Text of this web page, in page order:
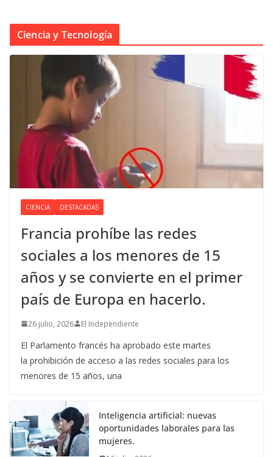
Ciencia y Tecnología
CIENCIA DESTACADAS
Francia prohíbe las redes
sociales a los menores de 15
años y se convierte en el primer
país de Europa en hacerlo.
26 julio, 2026 El Independiente
El Parlamento francés ha aprobado este martes
la prohibición de acceso a las redes sociales para los
menores de 15 años, una
Inteligencia artificial: nuevas
oportunidades laborales para las
mujeres.